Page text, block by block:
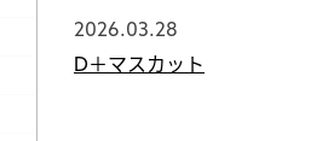
2026.03.28
D＋マスカット